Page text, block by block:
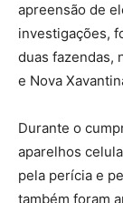
apreensão de
investigações,
duas fazendas,
e Nova
Durante o
aparelhos
pela perícia e
também foram